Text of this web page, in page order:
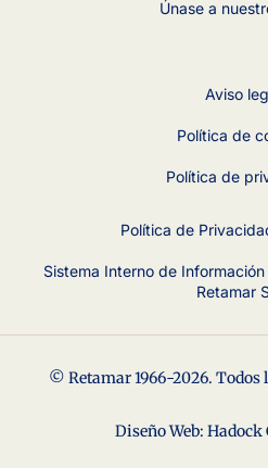
Únase a
Aviso
Política de
Política de
Política de
Sistema Interno de
Retamar
© Retamar 1966-2026. Todos
Diseño Web: